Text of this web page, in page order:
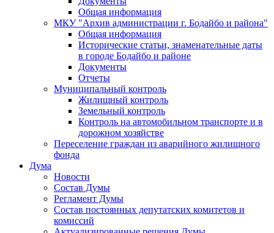
Общая информация
МКУ "Архив администрации г. Бодайбо и района"
Общая информация
Исторические статьи, знаменательные даты
в городе Бодайбо и районе
Документы
Отчеты
Муниципальный контроль
Жилищный контроль
Земельный контроль
Контроль на автомобильном транспорте и в
дорожном хозяйстве
Переселение граждан из аварийного жилищного
фонда
Дума
Новости
Состав Думы
Регламент Думы
Состав постоянных депутатских комитетов и
комиссий